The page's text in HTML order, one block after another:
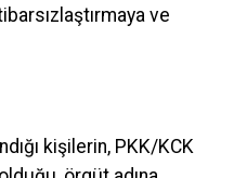
ve
kişilerin, PKK/KCK